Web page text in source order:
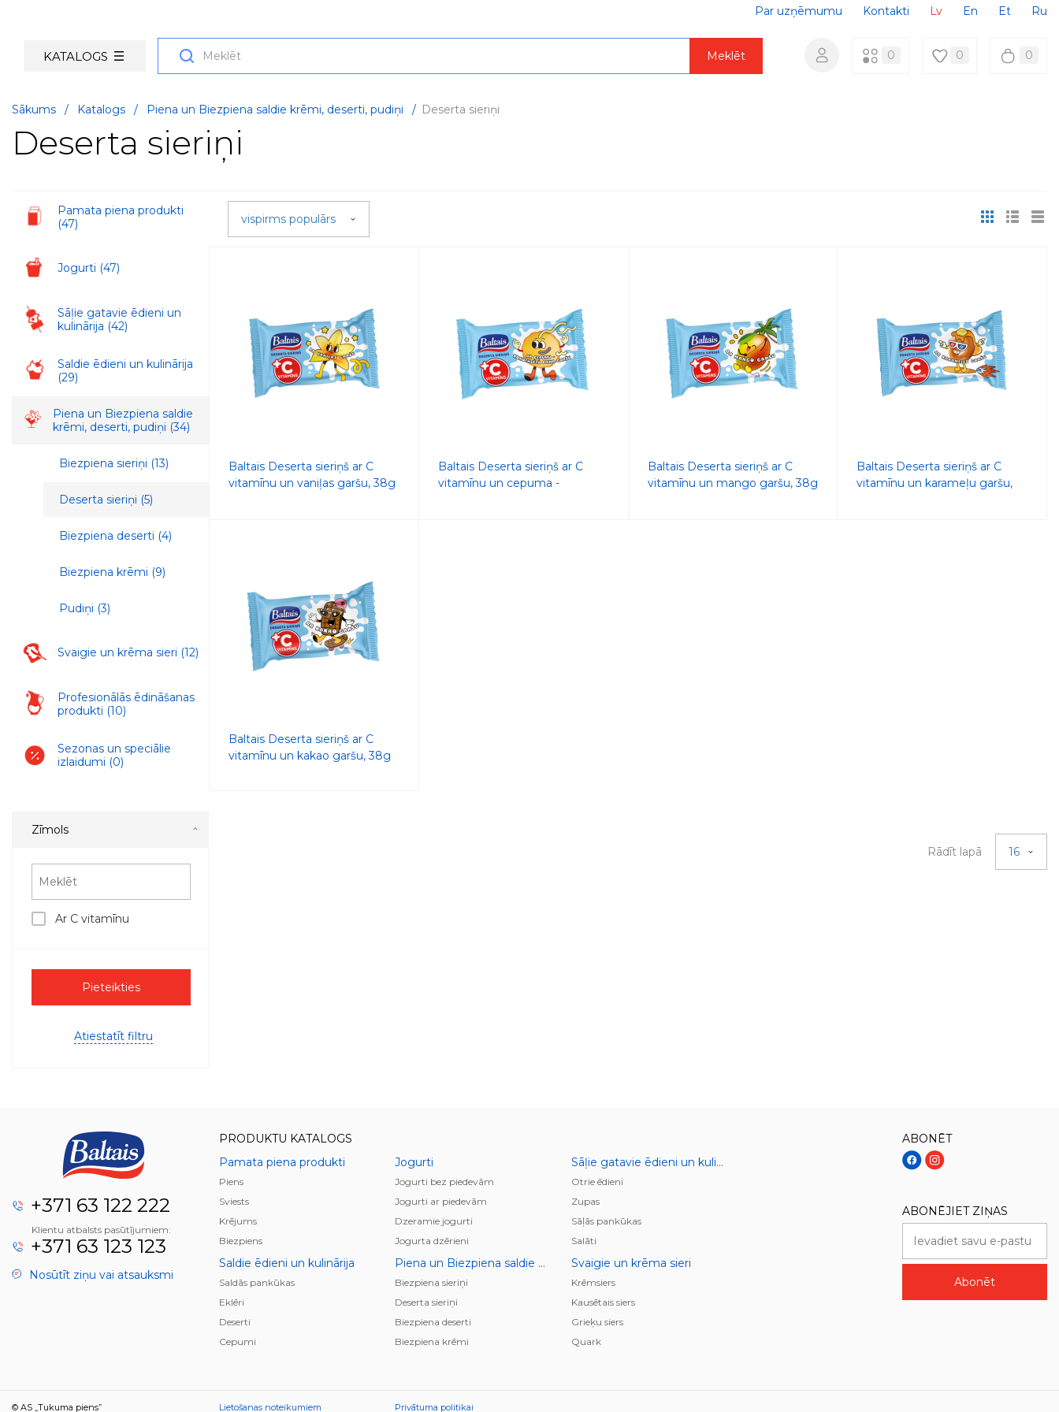
Par uzņēmumu Kontakti Lv En Et Ru
KATALOGS 0 0 0
Meklēt
Sākums / Katalogs / Piena un Biezpiena saldie krēmi, deserti, pudiņi / Deserta sieriņi
Deserta sieriņi
vispirms populārs
Pamata piena produkti
(47)
Jogurti (47)
Sāļie gatavie ēdieni un
kulinārija (42)
Saldie ēdieni un kulinārija
(29)
Piena un Biezpiena saldie
krēmi, deserti, pudiņi (34)
Biezpiena sieriņi (13)
Deserta sieriņi (5)
Biezpiena deserti (4)
Biezpiena krēmi (9)
Pudiņi (3)
Svaigie un krēma sieri (12)
Profesionālās ēdināšanas
produkti (10)
Sezonas un speciālie
izlaidumi (0)
Zīmols
Ar C vitamīnu
Pieteikties
Atiestatīt filtru
Baltais Deserta sieriņš ar C
vitamīnu un vaniļas garšu, 38g
Baltais Deserta sieriņš ar C
vitamīnu un cepuma -
Baltais Deserta sieriņš ar C
vitamīnu un mango garšu, 38g
Baltais Deserta sieriņš ar C
vitamīnu un karameļu garšu,
Baltais Deserta sieriņš ar C
vitamīnu un kakao garšu, 38g
Rādīt lapā 16
+371 63 122 222
Klientu atbalsts pasūtījumiem:
+371 63 123 123
Nosūtīt ziņu vai atsauksmi
PRODUKTU KATALOGS
Pamata piena produkti
Piens
Sviests
Krējums
Biezpiens
Jogurti
Jogurti bez piedevām
Jogurti ar piedevām
Dzeramie jogurti
Jogurta dzērieni
Sāļie gatavie ēdieni un kulinārija
Otrie ēdieni
Zupas
Sāļās pankūkas
Salāti
Saldie ēdieni un kulinārija
Saldās pankūkas
Eklēri
Deserti
Cepumi
Piena un Biezpiena saldie krēmi, deserti, pudiņi
Biezpiena sieriņi
Deserta sieriņi
Biezpiena deserti
Biezpiena krēmi
Svaigie un krēma sieri
Krēmsiers
Kausētais siers
Grieķu siers
Quark
ABONĒT
ABONĒJIET ZIŅAS
Abonēt
Lietošanas noteikumiem Privātuma politikai
© AS „Tukuma piens”